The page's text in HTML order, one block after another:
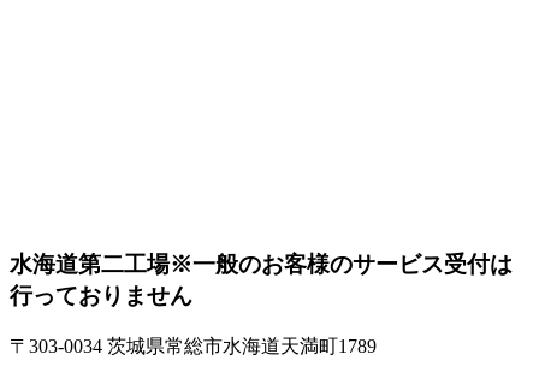
水海道第二工場※一般のお客様のサービス受付は
行っておりません
〒303-0034 茨城県常総市水海道天満町1789